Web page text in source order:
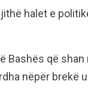
halet e
Bashës që
nëpër brekë